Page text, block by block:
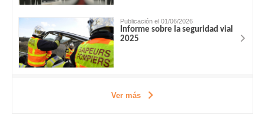
Publicación el 01/06/2026
Informe sobre la seguridad vial
2025
Ver más